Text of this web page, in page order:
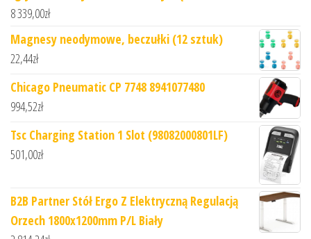
8 339,00zł
Magnesy neodymowe, beczułki (12 sztuk)
22,44zł
Chicago Pneumatic CP 7748 8941077480
994,52zł
Tsc Charging Station 1 Slot (98082000801LF)
501,00zł
B2B Partner Stół Ergo Z Elektryczną Regulacją
Orzech 1800x1200mm P/L Biały